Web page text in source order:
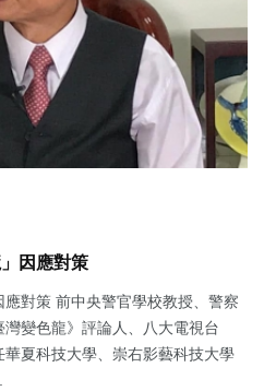
因應對策
對策 前中央警官學校教授、警察
變色龍》評論人、八大電視台
華夏科技大學、崇右影藝科技大學